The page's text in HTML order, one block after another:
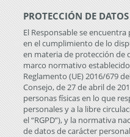
PROTECCIÓN DE DATOS
El Responsable se
en el cumplimiento de lo
en materia de protección de
marco normativo
Reglamento (UE) 2016/679
Consejo, de 27 de abril de
personas físicas en lo que
personales y a la libre
el “RGPD”), y la normativa
de datos de carácter